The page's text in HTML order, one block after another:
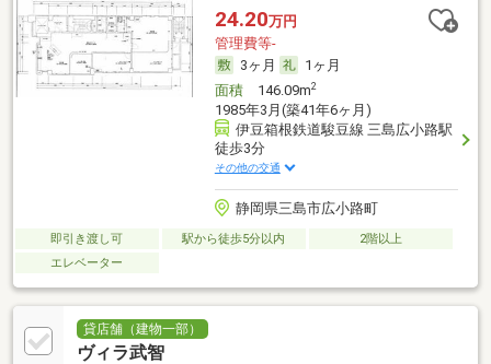
24.20万円
管理費等-
3ヶ月
1ヶ月
面積146.09m2
1985年3月(築41年6ヶ月)
伊豆箱根鉄道駿豆線 三島広小路駅
徒歩3分
その他の交通
静岡県三島市広小路町
即引き渡し可 駅から徒歩5分以内
2階以上
エレベーター
貸店舗（建物一部）
ヴィラ武智